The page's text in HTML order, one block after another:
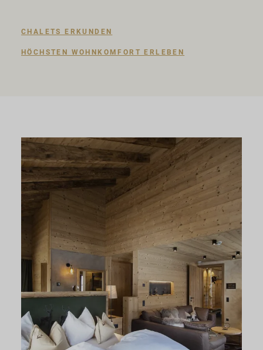
CHALETS ERKUNDEN
HÖCHSTEN WOHNKOMFORT ERLEBEN